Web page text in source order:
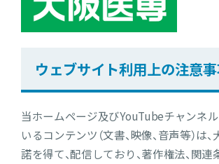
ウェブサイト利用上の注意
当ホームページ及びYouTubeチャンネ
いるコンテンツ（文書、映像、音声等）は
諾を得て、配信しており、著作権法、関連